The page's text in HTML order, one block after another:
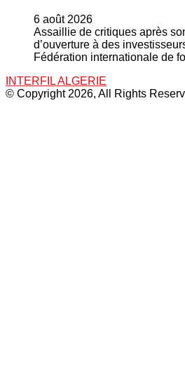
6 août 2026
Assaillie de critiques après
d’ouverture à des
Fédération internationale de
INTERFIL ALGERIE
© Copyright 2026, All Rights